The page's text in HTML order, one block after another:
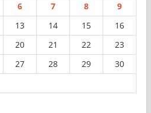
6 7 8
9
13 14 15
16
20 21 22
23
27 28 29
30